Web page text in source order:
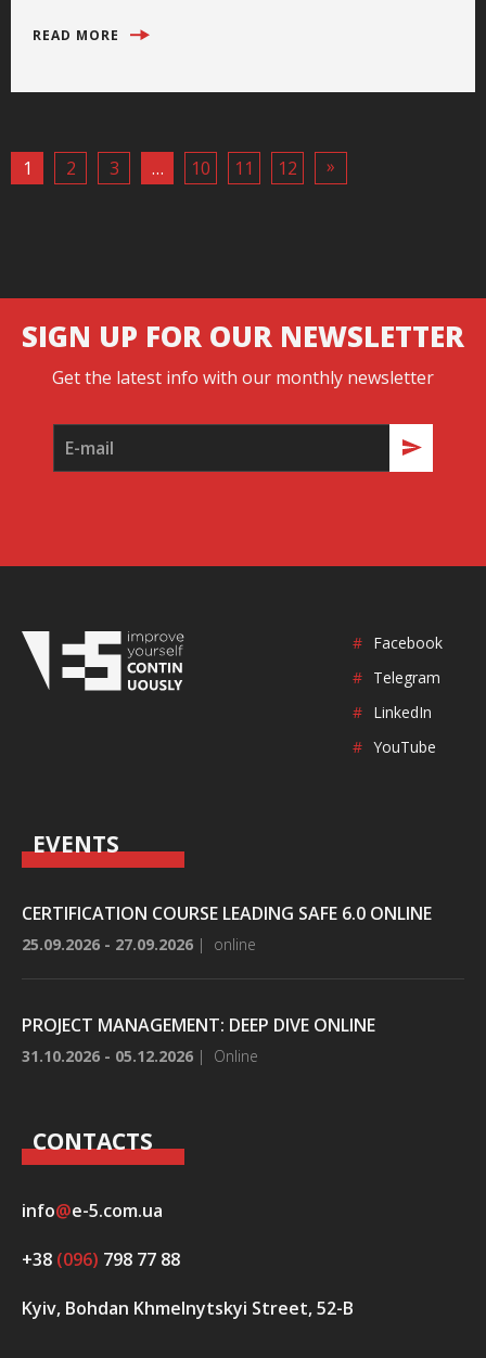
READ MORE
1 2 3 … 10 11 12 »
SIGN UP FOR OUR NEWSLETTER
Get the latest info with our monthly newsletter
# Facebook
# Telegram
# LinkedIn
# YouTube
EVENTS
CERTIFICATION COURSE LEADING SAFE 6.0 ONLINE
25.09.2026 - 27.09.2026 | online
PROJECT MANAGEMENT: DEEP DIVE ONLINE
31.10.2026 - 05.12.2026 | Online
CONTACTS
info@e-5.com.ua
+38 (096) 798 77 88
Kyiv, Bohdan Khmelnytskyi Street, 52-B